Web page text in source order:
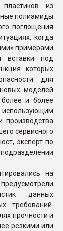
из
полиамиды
поглощения
когда
примерами
вставки под
которых
для
моделей
более и более
производства
сервисного
эксперт по
на
данных
требований.
прочности и
резкими или